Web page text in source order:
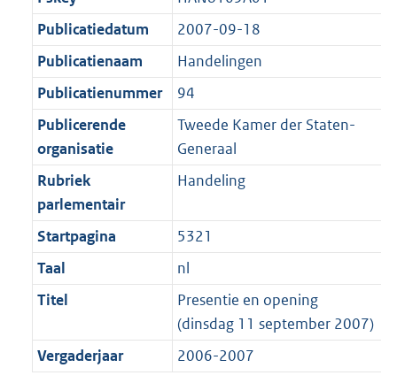
t
b K
b
Publicatiedatum
2007-09-18
Publicatienaam
Handelingen
Publicatienummer
94
Publicerende
organisatie
Tweede Kamer der Staten-
Generaal
Rubriek
parlementair
Handeling
Startpagina
5321
Taal
nl
Titel
Presentie en opening
(dinsdag 11 september 2007)
Vergaderjaar
2006-2007